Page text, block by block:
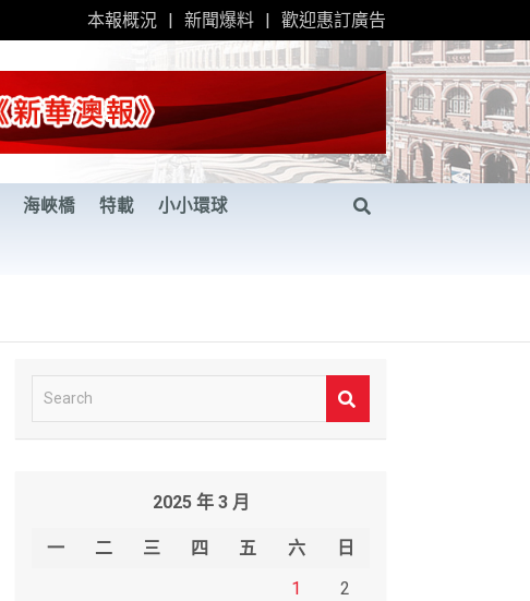
本報概況 新聞爆料 歡迎惠訂廣告
海峽橋 特載 小小環球
e
2025 年 3 月
一 二 三 四 五 六
日
1
2